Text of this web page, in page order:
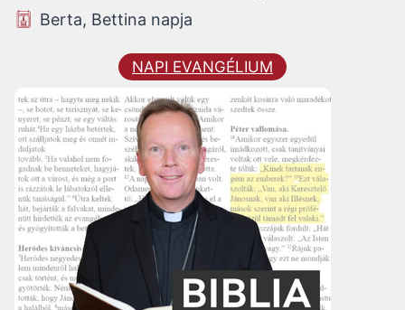
Berta, Bettina napja
NAPI EVANGÉLIUM